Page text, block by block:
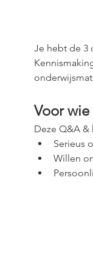
Je hebt de 3
Voor
Deze Q&A &
Serieus
Willen